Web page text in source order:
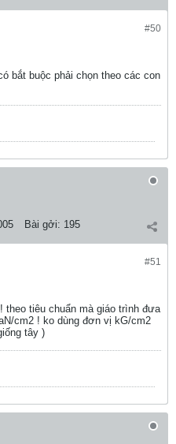
#50
bắt buộc phải chọn theo các con
Bài gởi: 195
#51
theo tiêu chuẩn mà giáo trình đưa
cm2 ! ko dùng đơn vị kG/cm2
tây )